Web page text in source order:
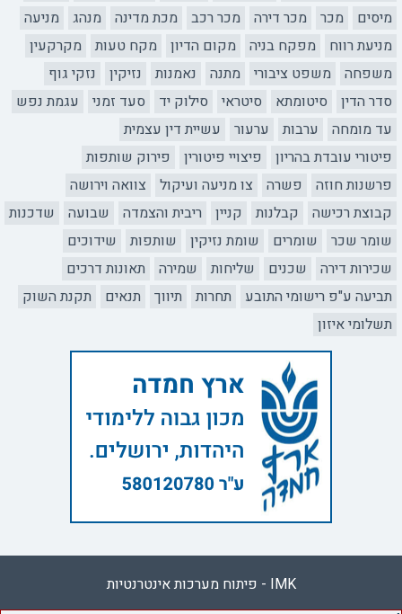
מיסים
מכר מכר דירה מכר רכב מכת מדינה מנהג
מניעה
מניעת רווח
מפקח בניה מקום הדיון מקח טעות
מקרקעין
משפחה
משפט ציבורי מתנה נאמנות נזיקין
נזקי גוף
סדר הדין
סיטומתא סיטראי סילוק יד סעד זמני
עגמת נפש
עד מומחה
ערבות ערעור
עשיית דין עצמית
פיטורי עובדת בהריון
פיצויי פיטורין
פירוק שותפות
פרשנות חוזה
פשרה צו מניעה ועיקול
צוואה וירושה
קבוצת רכישה
קבלנות קניין ריבית והצמדה שבועה
שדכנות
שומר שכר
שומרים שומת נזיקין שותפות
שידוכים
שכירות דירה
שכנים שליחות שמירה
תאונות דרכים
תביעה ע"פ רישומי התובע
תחרות תיווך תנאים
תקנת השוק
תשלומי איזון
IMK - פיתוח מערכות אינטרנטיות